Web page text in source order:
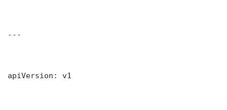
---
apiVersion: v1